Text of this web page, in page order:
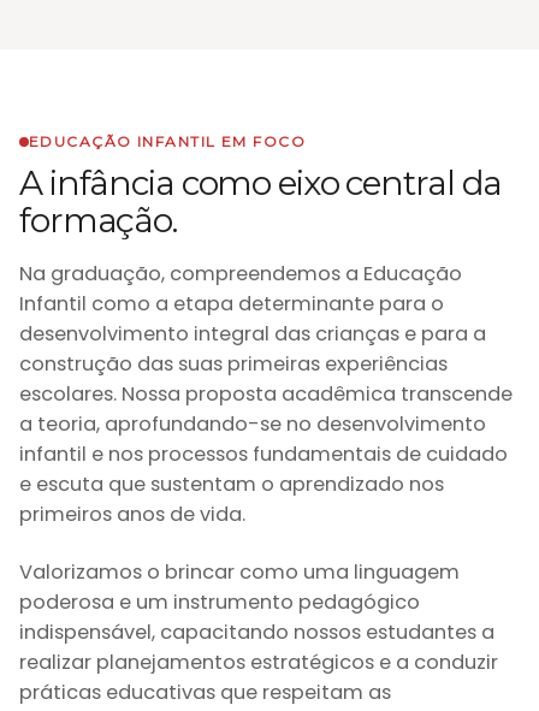
EDUCAÇÃO INFANTIL EM FOCO
A infância como eixo central da
formação.
Na graduação, compreendemos a Educação
Infantil como a etapa determinante para o
desenvolvimento integral das crianças e para a
construção das suas primeiras experiências
escolares. Nossa proposta acadêmica transcende
a teoria, aprofundando-se no desenvolvimento
infantil e nos processos fundamentais de cuidado
e escuta que sustentam o aprendizado nos
primeiros anos de vida.
Valorizamos o brincar como uma linguagem
poderosa e um instrumento pedagógico
indispensável, capacitando nossos estudantes a
realizar planejamentos estratégicos e a conduzir
práticas educativas que respeitam as